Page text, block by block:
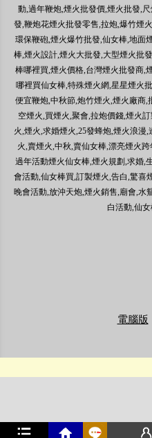
動,過年鞭炮,煙火批發價,煙火批發,
發,鞭炮花煙火批發零售,拉炮,爆竹煙
環保鞭砲,煙火爆竹批發,仙女棒,地面
棒,煙火設計,煙火大批發,大型煙火批
棒哪裡買,煙火價格,台灣煙火批發商,
哪裡買仙女棒,特殊煙火網,星星煙火
便宜鞭炮,中秋節,炮竹煙火,煙火廠商
空煙火,買煙火,聚會,拉炮價錢,煙火
火,煙火,求婚煙火,25發蜂炮,煙火浪漫
火,賣煙火,中秋,賣仙女棒,漂亮煙火
過年活動煙火仙女棒,煙火規劃,求婚,
會活動,仙女棒買,訂製煙火,告白,驚喜
晚會活動,放沖天炮,煙火銷售,廟會,水
白活動,仙
電腦版